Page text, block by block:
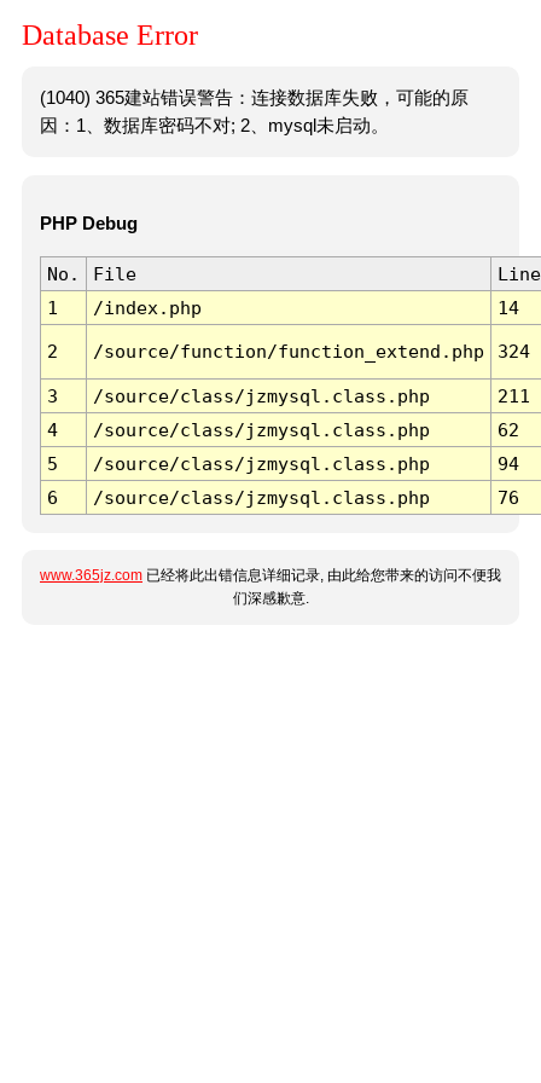
Database Error
(1040) 365建站错误警告：连接数据库失败，可能的原
因：1、数据库密码不对; 2、mysql未启动。
PHP Debug
No. File
Line
1
/index.php 14
2 /source/function/function_extend.php 324
3 /source/class/jzmysql.class.php
211
4
/source/class/jzmysql.class.php
62
5
/source/class/jzmysql.class.php
94
6
/source/class/jzmysql.class.php 76
www.365jz.com 已经将此出错信息详细记录, 由此给您带来的访问不便我
们深感歉意.